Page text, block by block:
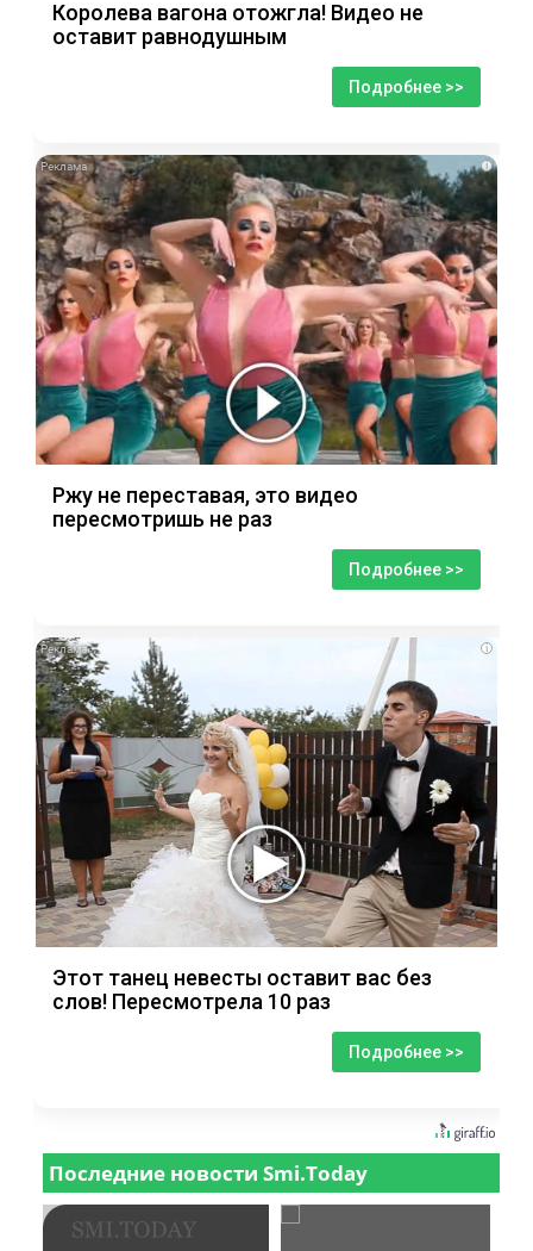
Королева вагона отожгла! Видео не
оставит равнодушным
Подробнее >>
i
Ржу не переставая, это видео
пересмотришь не раз
Подробнее >>
i
Этот танец невесты оставит вас без
слов! Пересмотрела 10 раз
Подробнее >>